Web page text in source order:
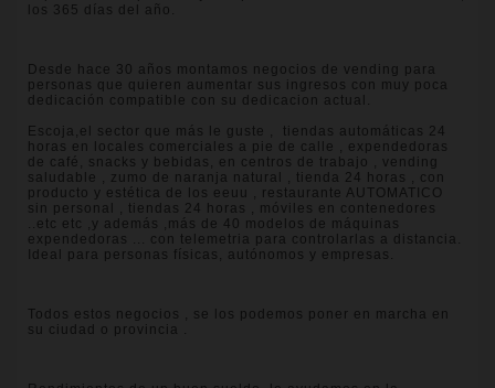
los 365 días del año.
Desde hace 30 años montamos negocios de vending para
personas que quieren aumentar sus ingresos con muy poca
dedicación compatible con su dedicacion actual.
Escoja,el sector que más le guste , tiendas automáticas 24
horas en locales comerciales a pie de calle , expendedoras
de café, snacks y bebidas, en centros de trabajo , vending
saludable , zumo de naranja natural , tienda 24 horas , con
producto y estética de los eeuu , restaurante AUTOMATICO
sin personal , tiendas 24 horas , móviles en contenedores
..etc etc ,y además ,más de 40 modelos de máquinas
expendedoras ... con telemetria para controlarlas a distancia.
Ideal para personas físicas, autónomos y empresas.
Todos estos negocios , se los podemos poner en marcha en
su ciudad o provincia .